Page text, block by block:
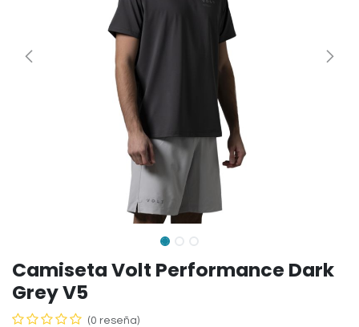
Camiseta Volt Performance Dark
Grey V5
(0 reseña)